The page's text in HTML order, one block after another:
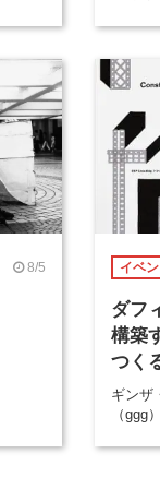
8/5 イベン
ダフ
構築
つく
ギンザ
（ggg）